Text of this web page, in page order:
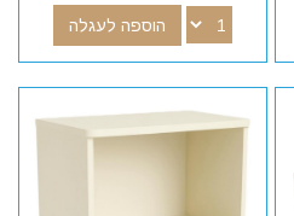
הוספה לעגלה